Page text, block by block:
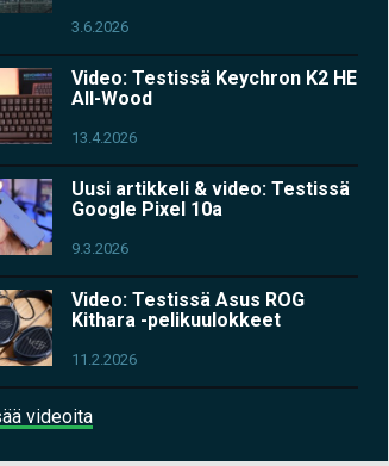
3.6.2026
Video: Testissä Keychron K2 HE
All-Wood
13.4.2026
Uusi artikkeli & video: Testissä
Google Pixel 10a
9.3.2026
Video: Testissä Asus ROG
Kithara -pelikuulokkeet
11.2.2026
videoita